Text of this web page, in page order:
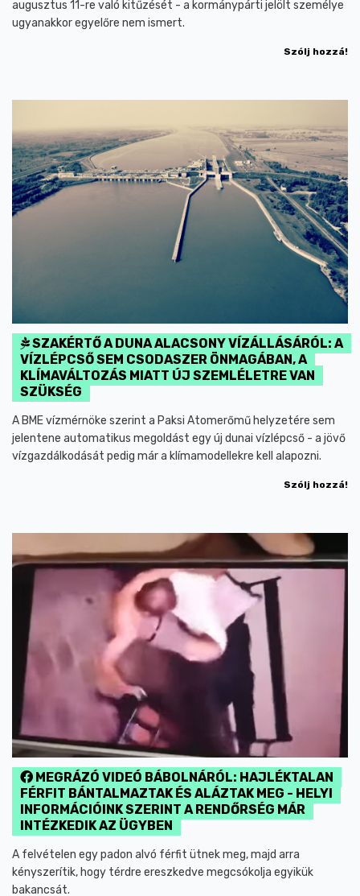
augusztus 11-re való kitűzését - a kormánypárti jelölt személye
ugyanakkor egyelőre nem ismert.
Szólj hozzá!
SZAKÉRTŐ A DUNA ALACSONY VÍZÁLLÁSÁRÓL: A
VÍZLÉPCSŐ SEM CSODASZER ÖNMAGÁBAN, A
KLÍMAVÁLTOZÁS MIATT ÚJ SZEMLÉLETRE VAN
SZÜKSÉG
A BME vízmérnöke szerint a Paksi Atomerőmű helyzetére sem
jelentene automatikus megoldást egy új dunai vízlépcső - a jövő
vízgazdálkodását pedig már a klímamodellekre kell alapozni.
Szólj hozzá!
MEGRÁZÓ VIDEÓ BÁBOLNÁRÓL: HAJLÉKTALAN
FÉRFIT BÁNTALMAZTAK ÉS ALÁZTAK MEG - HELYI
INFORMÁCIÓINK SZERINT A RENDŐRSÉG MÁR
INTÉZKEDIK AZ ÜGYBEN
A felvételen egy padon alvó férfit ütnek meg, majd arra
kényszerítik, hogy térdre ereszkedve megcsókolja egyikük
bakancsát.